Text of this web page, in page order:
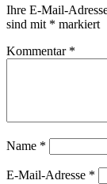
Ihre E-Mail-
sind mit * markiert
Kommentar *
Name *
E-Mail-Adresse *